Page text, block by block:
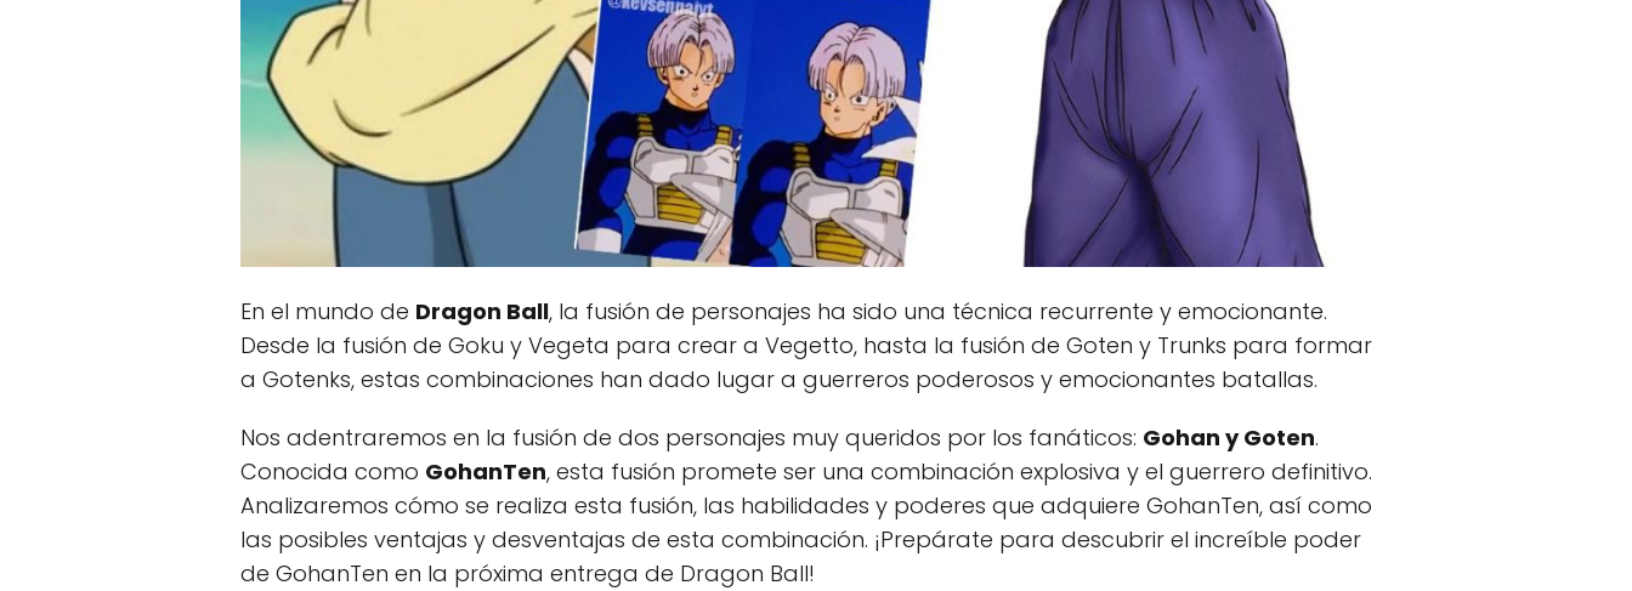
En el mundo de Dragon Ball, la fusión de personajes ha sido una técnica recurrente y emocionante.
Desde la fusión de Goku y Vegeta para crear a Vegetto, hasta la fusión de Goten y Trunks para formar
a Gotenks, estas combinaciones han dado lugar a guerreros poderosos y emocionantes batallas.
Nos adentraremos en la fusión de dos personajes muy queridos por los fanáticos: Gohan y Goten.
Conocida como GohanTen, esta fusión promete ser una combinación explosiva y el guerrero definitivo.
Analizaremos cómo se realiza esta fusión, las habilidades y poderes que adquiere GohanTen, así como
las posibles ventajas y desventajas de esta combinación. ¡Prepárate para descubrir el increíble poder
de GohanTen en la próxima entrega de Dragon Ball!